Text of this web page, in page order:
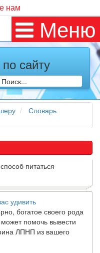
нам
Меню
сайту
Словарь
все меры
все время дома),
простудились. Вы
диеты
из нее. Многие
питаться
удивить
богатое своего рода
может помочь вывести
ЛПНП из вашего